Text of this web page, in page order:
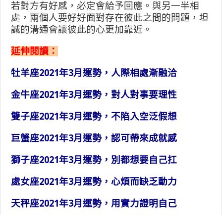
若對方有好感，必定會給予回應。與另一半相
處，兩個人要好好面對存在彼此之間的問題，坦
誠的溝通會讓彼此的心更加靠近。
延伸閱讀：
牡羊座2021年3月運勢，人際相處漸融洽
金牛座2021年3月運勢，對人對事要理性
雙子座2021年3月運勢，不陷入空泛假想
巨蟹座2021年3月運勢，認可帶來成就感
獅子座2021年3月運勢，別都想要自己扛
處女座2021年3月運勢，心煩而缺乏動力
天秤座2021年3月運勢，用實力證明自己